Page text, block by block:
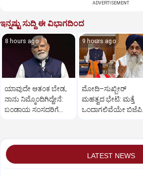
ADVERTISEMENT
ಇನ್ನಷ್ಟು ಸುದ್ದಿ ಈ ವಿಭಾಗದಿಂದ
8 hours ago
ಯಾವುದೇ ಆತಂಕ ಬೇಡ,
ನಾನು ನಿಮ್ಮೊಂದಿಗಿದ್ದೇನೆ:
ಬಂಡಾಯ ಸಂಸದರಿಗೆ
9 hours ago
ಮೋದಿ–ಸುಖ್ಬೀರ್
ಮಹತ್ವದ ಭೇಟಿ: ಮತ್ತೆ
ಒಂದಾಗಲಿವೆಯೇ ಬಿಜೆಪಿ–
LATEST NEWS